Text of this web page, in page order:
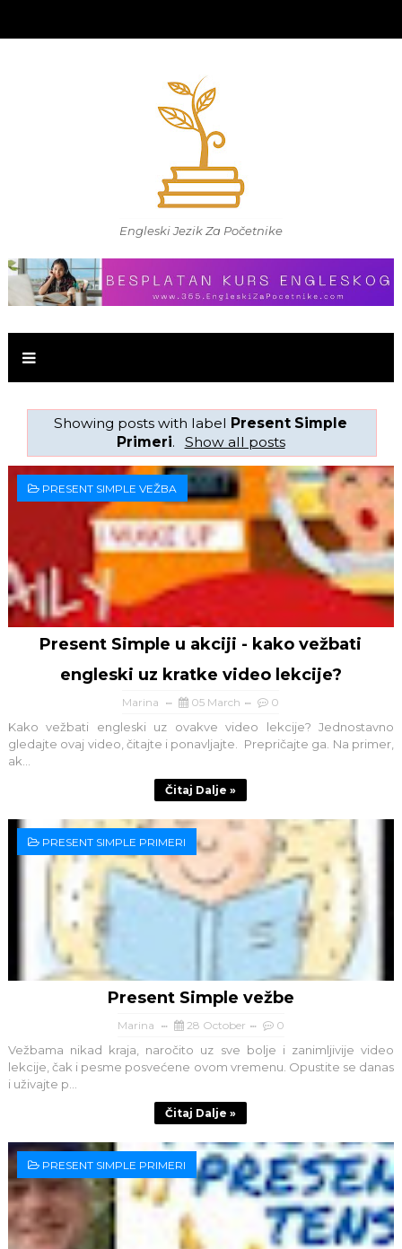
Engleski Jezik Za Početnike
Showing posts with label Present Simple
Primeri. Show all posts
PRESENT SIMPLE VEŽBA
Present Simple u akciji - kako vežbati
engleski uz kratke video lekcije?
Marina 05 March 0
Kako vežbati engleski uz ovakve video lekcije? Jednostavno
gledajte ovaj video, čitajte i ponavljajte. Prepričajte ga. Na primer,
ak...
Čitaj Dalje »
PRESENT SIMPLE PRIMERI
Present Simple vežbe
Marina 28 October 0
Vežbama nikad kraja, naročito uz sve bolje i zanimljivije video
lekcije, čak i pesme posvećene ovom vremenu. Opustite se danas
i uživajte p...
Čitaj Dalje »
PRESENT SIMPLE PRIMERI